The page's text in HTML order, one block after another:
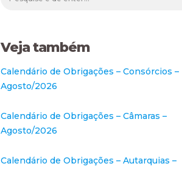
Veja também
Calendário de Obrigações – Consórcios –
Agosto/2026
Calendário de Obrigações – Câmaras –
Agosto/2026
Calendário de Obrigações – Autarquias –